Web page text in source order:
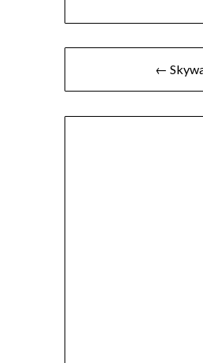
de
l’article
←